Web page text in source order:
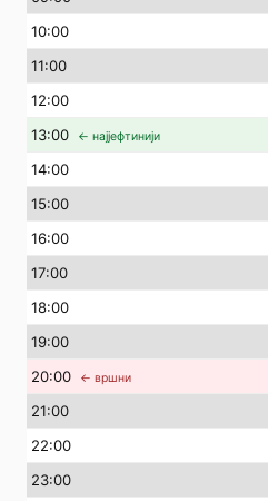
10:00
11:00
12:00
13:00 ← најјефтинији
14:00
15:00
16:00
17:00
18:00
19:00
20:00 ← вршни
21:00
22:00
23:00